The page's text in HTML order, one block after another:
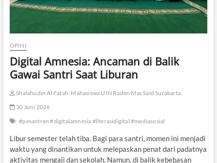
OPINI
Digital Amnesia: Ancaman di Balik
Gawai Santri Saat Liburan
Shalahudin Al Fatah, Mahasiswa UIN Raden Mas Said Surakarta.
30 Juni 2026
#pesantren #digitalamnesia #literasidigital #mediasosial
Libur semester telah tiba. Bagi para santri, momen ini menjadi
waktu yang dinantikan untuk melepaskan penat dari padatnya
aktivitas mengaji dan sekolah. Namun, di balik kebebasan